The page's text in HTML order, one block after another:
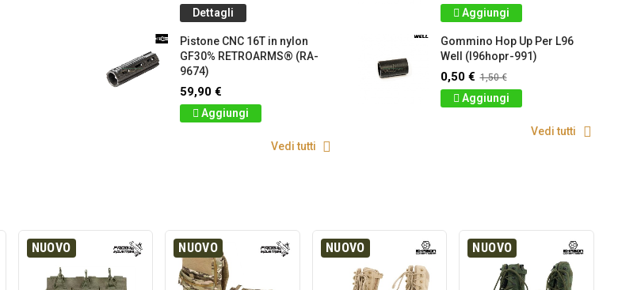
Dettagli
Pistone CNC 16T in nylon
GF30% RETROARMS® (RA-
9674)
59,90 €
Aggiungi
Vedi tutti
Aggiungi
Gommino Hop Up Per L96
Well (l96hopr-991)
0,50 € 1,50 €
Aggiungi
Vedi tutti
NUOVO NUOVO NUOVO NUOVO